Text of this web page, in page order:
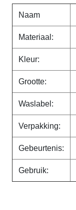
Naam
Materiaal:
Kleur:
Grootte:
Waslabel:
Verpakking:
Gebeurtenis:
Gebruik: